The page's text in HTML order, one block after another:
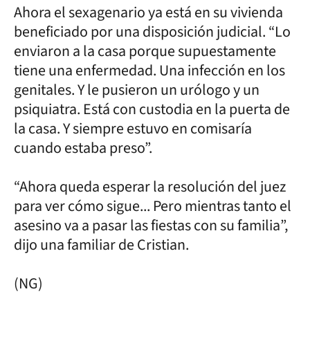
Ahora el sexagenario ya está en su vivienda
beneficiado por una disposición judicial. “Lo
enviaron a la casa porque supuestamente
tiene una enfermedad. Una infección en los
genitales. Y le pusieron un urólogo y un
psiquiatra. Está con custodia en la puerta de
la casa. Y siempre estuvo en comisaría
cuando estaba preso”.
“Ahora queda esperar la resolución del juez
para ver cómo sigue... Pero mientras tanto el
asesino va a pasar las fiestas con su familia”,
dijo una familiar de Cristian.
(NG)